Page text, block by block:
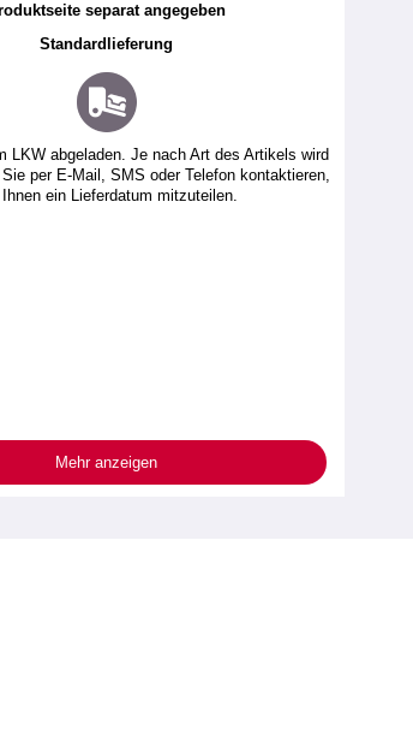
separat angegeben
Standardlieferung
LKW abgeladen. Je nach Art des Artikels wird
per E-Mail, SMS oder Telefon kontaktieren,
ein Lieferdatum mitzuteilen.
Mehr anzeigen